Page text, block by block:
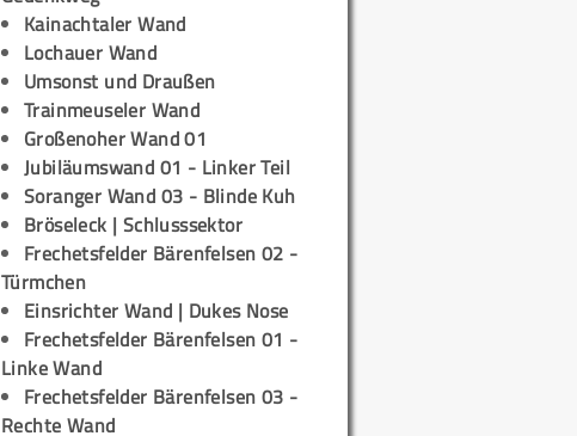
Kainachtaler Wand
Lochauer Wand
Umsonst und Draußen
Trainmeuseler Wand
Großenoher Wand 01
Jubiläumswand 01 - Linker Teil
Soranger Wand 03 - Blinde Kuh
Bröseleck | Schlusssektor
Frechetsfelder Bärenfelsen 02 -
Türmchen
Einsrichter Wand | Dukes Nose
Frechetsfelder Bärenfelsen 01 -
Linke Wand
Frechetsfelder Bärenfelsen 03 -
Rechte Wand